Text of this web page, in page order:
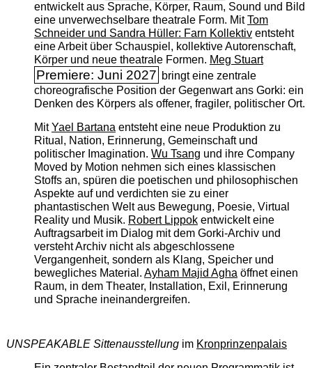
entwickelt aus Sprache, Körper, Raum, Sound und Bild
eine unverwechselbare theatrale Form. MitTom
Schneider und Sandra Hüller: Farn Kollektiventsteht
eine Arbeit über Schauspiel, kollektive Autorenschaft,
Körper und neue theatrale Formen. Meg Stuart
Premiere: Juni 2027 bringt eine zentrale
choreografische Position der Gegenwart ans Gorki: ein
Denken des Körpers als offener, fragiler, politischer Ort.
MitYael Bartanaentsteht eine neue Produktion zu
Ritual, Nation, Erinnerung, Gemeinschaft und
politischer Imagination. Wu Tsang und ihre Company
Moved by Motion nehmen sich eines klassischen
Stoffs an, spüren die poetischen und philosophischen
Aspekte auf und verdichten sie zu einer
phantastischen Welt aus Bewegung, Poesie, Virtual
Reality und Musik. Robert Lippokentwickelt eine
Auftragsarbeit im Dialog mit dem Gorki-Archiv und
versteht Archiv nicht als abgeschlossene
Vergangenheit, sondern als Klang, Speicher und
bewegliches Material. Ayham Majid Aghaöffnet einen
Raum, in dem Theater, Installation, Exil, Erinnerung
und Sprache ineinandergreifen.
UNSPEAKABLE Sittenausstellungim Kronprinzenpalais